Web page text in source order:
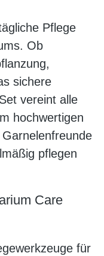
Pflege
Ob
sichere
vereint alle
hochwertigen
pflegen
Care
für